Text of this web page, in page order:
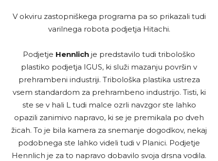
V okviru zastopniškega programa pa so prikazali tudi
varilnega robota podjetja Hitachi.
Podjetje Hennlich je predstavilo tudi tribološko
plastiko podjetja IGUS, ki služi mazanju površin v
prehrambeni industriji. Tribološka plastika ustreza
vsem standardom za prehrambeno industrijo. Tisti, ki
ste se v hali L tudi malce ozrli navzgor ste lahko
opazili zanimivo napravo, ki se je premikala po dveh
žicah. To je bila kamera za snemanje dogodkov, nekaj
podobnega ste lahko videli tudi v Planici. Podjetje
Hennlich je za to napravo dobavilo svoja drsna vodila.